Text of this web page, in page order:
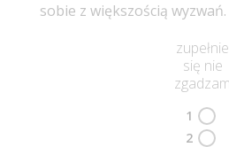
sobie z większością wyzwań.
zupełnie
się nie
zgadzam
1
2